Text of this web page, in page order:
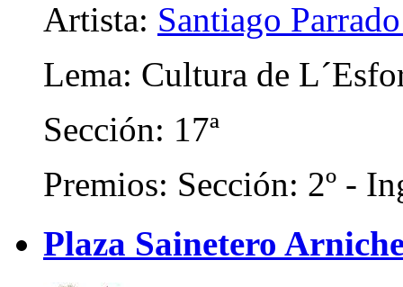
Artista: Santiago
Lema: Cultura de
Sección: 17ª
Premios: Sección: 2º -
Plaza Sainetero